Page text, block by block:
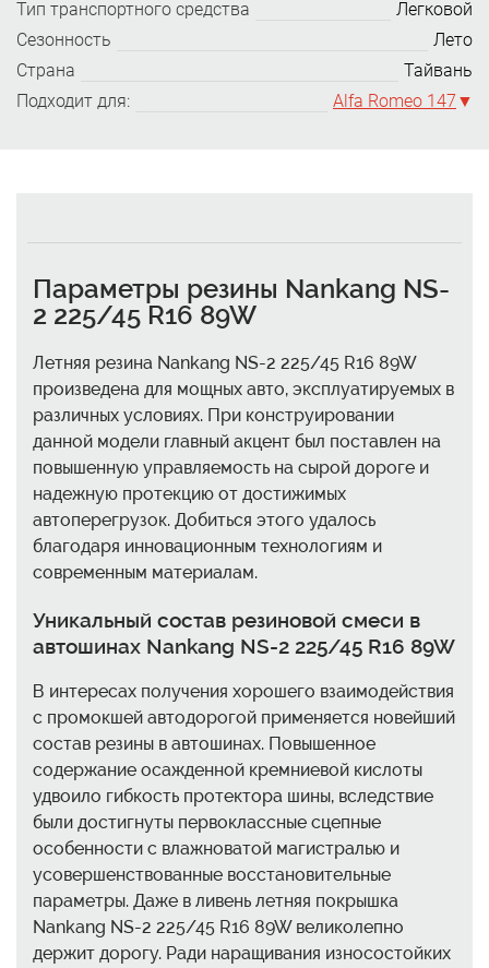
Тип транспортного средства
Легковой
Сезонность
Лето
Страна
Тайвань
Подходит для:
Alfa Romeo 147
Параметры резины Nankang NS-
2 225/45 R16 89W
Летняя резина Nankang NS-2 225/45 R16 89W
произведена для мощных авто, эксплуатируемых в
различных условиях. При конструировании
данной модели главный акцент был поставлен на
повышенную управляемость на сырой дороге и
надежную протекцию от достижимых
автоперегрузок. Добиться этого удалось
благодаря инновационным технологиям и
современным материалам.
Уникальный состав резиновой смеси в
автошинах Nankang NS-2 225/45 R16 89W
В интересах получения хорошего взаимодействия
с промокшей автодорогой применяется новейший
состав резины в автошинах. Повышенное
содержание осажденной кремниевой кислоты
удвоило гибкость протектора шины, вследствие
были достигнуты первоклассные сцепные
особенности с влажноватой магистралью и
усовершенствованные восстановительные
параметры. Даже в ливень летняя покрышка
Nankang NS-2 225/45 R16 89W великолепно
держит дорогу. Ради наращивания износостойких